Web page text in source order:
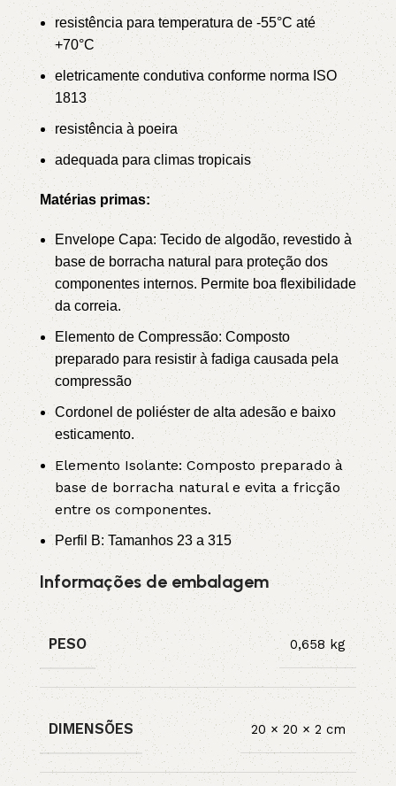
resistência para temperatura de -55°C até
+70°C
eletricamente condutiva conforme norma ISO
1813
resistência à poeira
adequada para climas tropicais
Matérias primas:
Envelope Capa: Tecido de algodão, revestido à
base de borracha natural para proteção dos
componentes internos. Permite boa flexibilidade
da correia.
Elemento de Compressão: Composto
preparado para resistir à fadiga causada pela
compressão
Cordonel de poliéster de alta adesão e baixo
esticamento.
Elemento Isolante: Composto preparado à
base de borracha natural e evita a fricção
entre os componentes.
Perfil B: Tamanhos 23 a 315
Informações de embalagem
PESO 0,658 kg
DIMENSÕES 20 × 20 × 2 cm